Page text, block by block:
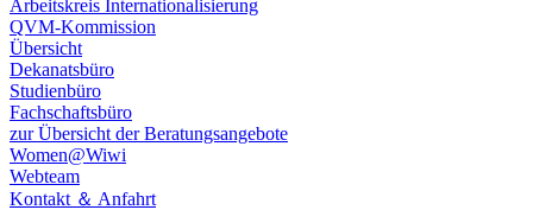
​​Arbeitskreis Internationalisierung
QVM-Kommission
Übersicht
Dekanatsbüro
Studienbüro
Fachschaftsbüro
zur Übersicht der Beratungsangebote
Women@Wiwi
Webteam
Kontakt ＆ Anfahrt